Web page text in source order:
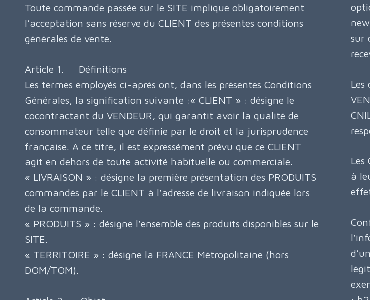
Toute commande passée sur le SITE implique obligatoirement
l’acceptation sans réserve du CLIENT des présentes conditions
générales de vente.
Article 1. Définitions
Les termes employés ci-après ont, dans les présentes Conditions
Générales, la signification suivante :« CLIENT » : désigne le
cocontractant du VENDEUR, qui garantit avoir la qualité de
consommateur telle que définie par le droit et la jurisprudence
française. A ce titre, il est expressément prévu que ce CLIENT
agit en dehors de toute activité habituelle ou commerciale.
« LIVRAISON » : désigne la première présentation des PRODUITS
commandés par le CLIENT à l’adresse de livraison indiquée lors
de la commande.
« PRODUITS » : désigne l’ensemble des produits disponibles sur le
SITE.
« TERRITOIRE » : désigne la FRANCE Métropolitaine (hors
DOM/TOM).
sur
Les
Les
à